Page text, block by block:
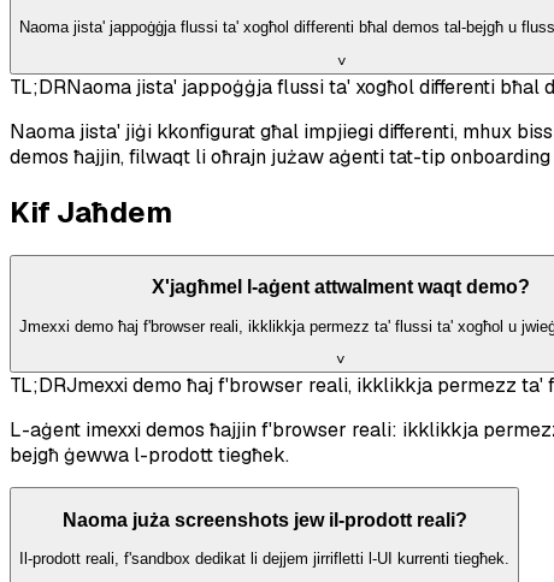
Naoma jista' jappoġġja flussi ta' xogħol differenti bħal demos tal-bejgħ u
˅
TL;DRNaoma jista' jappoġġja flussi ta' xogħol differenti bħal
Naoma jista' jiġi kkonfigurat għal impjiegi differenti, mhux
demos ħajjin, filwaqt li oħrajn jużaw aġenti tat-tip
Kif Jaħdem
X'jagħmel l-aġent attwalment waqt demo?
Jmexxi demo ħaj f'browser reali, ikklikkja permezz ta' flussi ta' xogħol u
˅
TL;DRJmexxi demo ħaj f'browser reali, ikklikkja permezz ta'
L-aġent imexxi demos ħajjin f'browser reali: ikklikkja
bejgħ ġewwa l-prodott tiegħek.
Naoma juża screenshots jew il-prodott reali?
Il-prodott reali, f'sandbox dedikat li dejjem jirrifletti l-UI kurrenti tiegħek.